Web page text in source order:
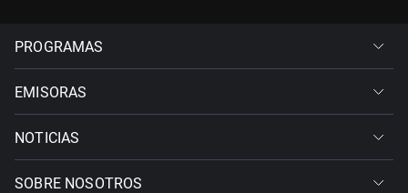
PROGRAMAS
EMISORAS
NOTICIAS
SOBRE NOSOTROS